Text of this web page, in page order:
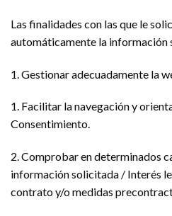
Las finalidades con las que le
automáticamente la información
1. Gestionar adecuadamente la
1. Facilitar la navegación y
Consentimiento.
2. Comprobar en determinados
información solicitada / Interés
contrato y/o medidas